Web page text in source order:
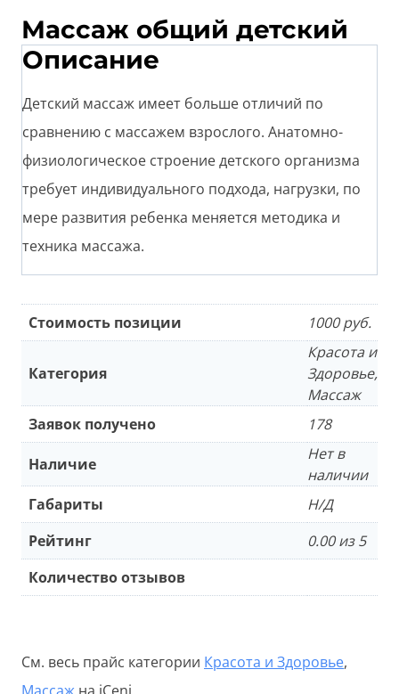
Массаж общий детский
Описание
Детский массаж имеет больше отличий по
сравнению с массажем взрослого. Анатомно-
физиологическое строение детского организма
требует индивидуального подхода, нагрузки, по
мере развития ребенка меняется методика и
техника массажа.
Стоимость позиции 1000 руб.
Категория
Красота и
Здоровье,
Массаж
Заявок получено
178
Наличие
Нет в
наличии
Габариты
Н/Д
Рейтинг
0.00 из 5
Количество отзывов
См. весь прайс категории Красота и Здоровье,